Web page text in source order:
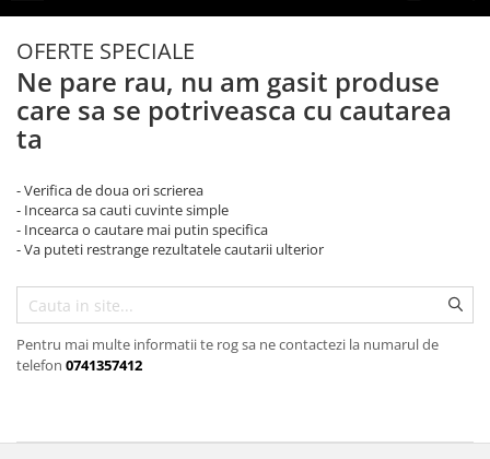
140x200 cu Elastic
180x200 cu Elastic
Lenjerii Pat Bumbac Tip Finet Cu
Pliuri
Cearceaf Pat Clasic
Lenjerii Pat Bumbac Tip Damasc
Cearceaf Pat Cu Elastic
Lenjerii de Pat Jacquard Finetat
Lenjerii de Pat Creponate –
HUSE CANAPELE 3 LOCURI
HUSE CANAPEA 2 LOCURI
HUSE FOTOLII
OFERTE SPECIALE
Ne pare rau, nu am gasit produse
care sa se potriveasca cu cautarea
ta
- Verifica de doua ori scrierea
- Incearca sa cauti cuvinte simple
- Incearca o cautare mai putin specifica
- Va puteti restrange rezultatele cautarii ulterior
Pentru mai multe informatii te rog sa ne contactezi la numarul de
telefon 0741357412